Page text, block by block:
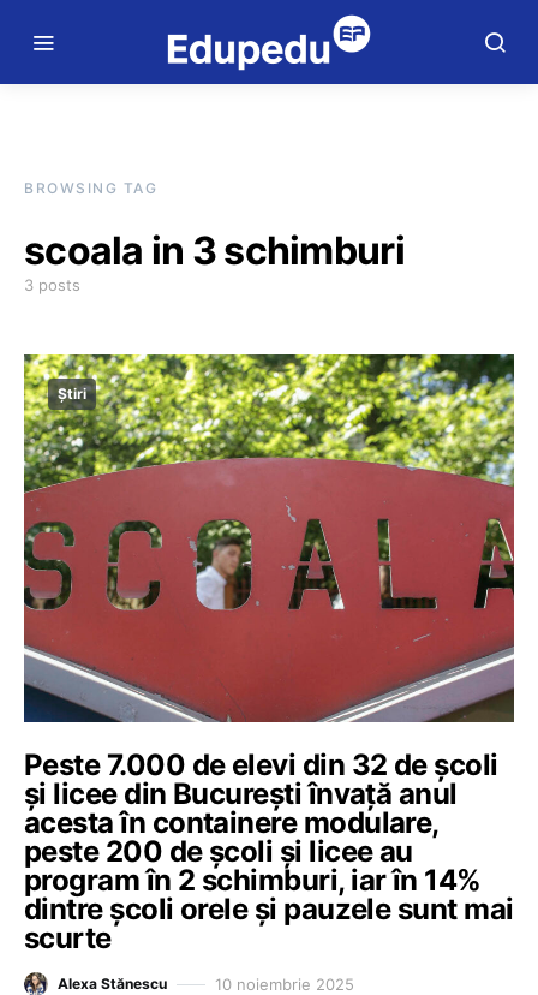
BROWSING TAG
scoala in 3 schimburi
3 posts
Știri
Peste 7.000 de elevi din 32 de școli
și licee din București învață anul
acesta în containere modulare,
peste 200 de școli și licee au
program în 2 schimburi, iar în 14%
dintre școli orele și pauzele sunt mai
scurte
Alexa Stănescu 10 noiembrie 2025